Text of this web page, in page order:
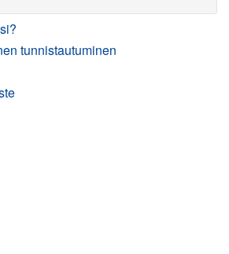
tunnistautuminen